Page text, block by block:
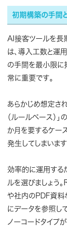
初期構築の手間
AI接客ツールを長
は、導入工数と運
の手間を最小限に
常に重要です。
あらかじめ想定さ
（ルールベース）
か月を要するケー
発生してしまいます
効率的に運用する
ルを選びましょう
や社内のPDF資料
にデータを参照し
ノーコードタイプ